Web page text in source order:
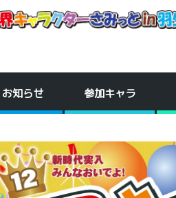
お知らせ 参加キャラ